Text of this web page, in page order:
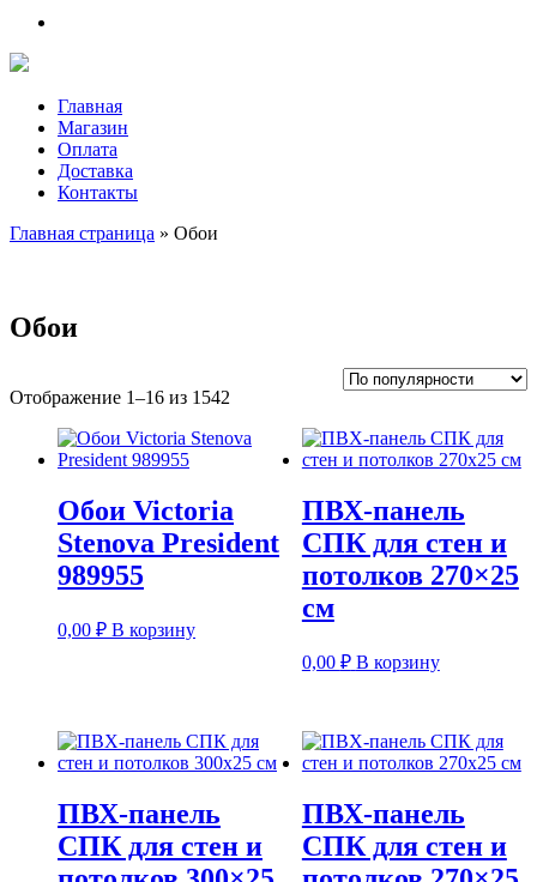
Главная
Магазин
Оплата
Доставка
Контакты
Главная страница » Обои
Обои
Отображение 1–16 из 1542
популярности
Обои Victoria
Stenova President
989955
0,00 ₽ В корзину
ПВХ-панель
СПК для стен и
потолков 270×25
см
0,00 ₽ В корзину
ПВХ-панель
СПК для стен и
ПВХ-панель
СПК для стен и